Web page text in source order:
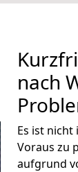
nach
Es ist
Voraus zu
aufgrund